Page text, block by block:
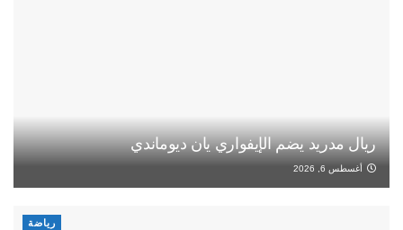
ريال مدريد يضم الإيفواري يان ديوماندي
أغسطس 6, 2026
رياضة